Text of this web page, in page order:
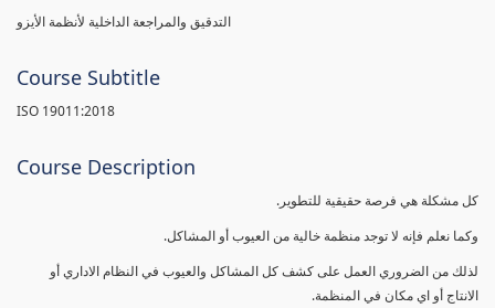
التدقيق والمراجعة الداخلية لأنظمة الأيزو
Course Subtitle
ISO 19011:2018
Course Description
كل مشكلة هي فرصة حقيقية للتطوير.
وكما نعلم فإنه لا توجد منظمة خالية من العيوب أو المشاكل.
لذلك من الضروري العمل على كشف كل المشاكل والعيوب في النظام الاداري أو
الانتاج أو اي مكان في المنظمة.